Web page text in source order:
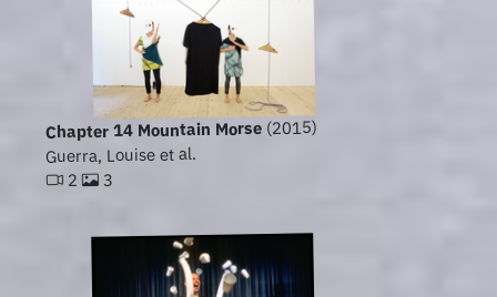
Chapter 14 Mountain Morse(2015)
Guerra, Louise et al.
2 3